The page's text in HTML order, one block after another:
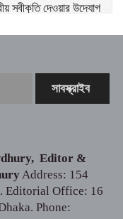
স্বীকৃতি দেওয়ার উদ্যোগ
মৃত্যুতে মা-বাবার
Editor &
Address: 154
Editorial Office: 16
Phone: